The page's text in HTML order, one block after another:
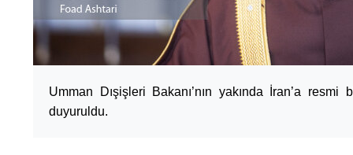
Umman Dışişleri Bakanı’nın yakında İran’a
duyuruldu.